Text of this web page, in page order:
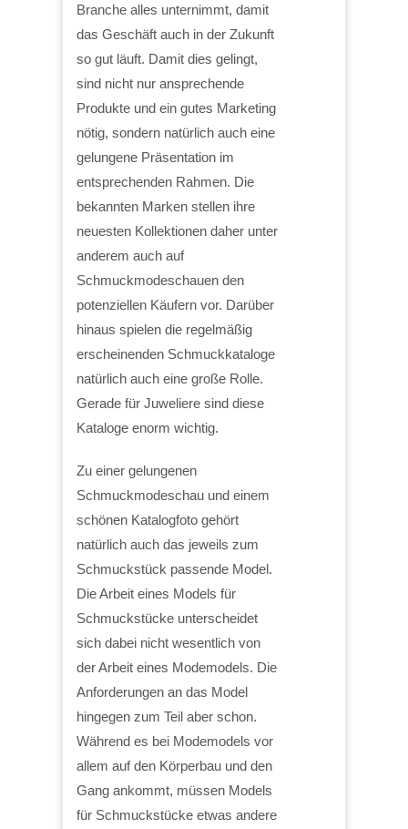
Branche alles unternimmt, damit
das Geschäft auch in der Zukunft
so gut läuft. Damit dies gelingt,
sind nicht nur ansprechende
Produkte und ein gutes Marketing
nötig, sondern natürlich auch eine
gelungene Präsentation im
entsprechenden Rahmen. Die
bekannten Marken stellen ihre
neuesten Kollektionen daher unter
anderem auch auf
Schmuckmodeschauen den
potenziellen Käufern vor. Darüber
hinaus spielen die regelmäßig
erscheinenden Schmuckkataloge
natürlich auch eine große Rolle.
Gerade für Juweliere sind diese
Kataloge enorm wichtig.
Zu einer gelungenen
Schmuckmodeschau und einem
schönen Katalogfoto gehört
natürlich auch das jeweils zum
Schmuckstück passende Model.
Die Arbeit eines Models für
Schmuckstücke unterscheidet
sich dabei nicht wesentlich von
der Arbeit eines Modemodels. Die
Anforderungen an das Model
hingegen zum Teil aber schon.
Während es bei Modemodels vor
allem auf den Körperbau und den
Gang ankommt, müssen Models
für Schmuckstücke etwas andere